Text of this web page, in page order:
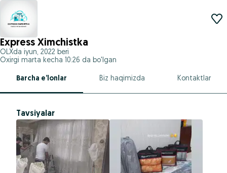
Express Ximchistka
OLXda iyun, 2022 beri
Oxirgi marta kecha 10:26 da bo'lgan
Barcha e’lonlar Biz haqimizda Kontaktlar
Tavsiyalar